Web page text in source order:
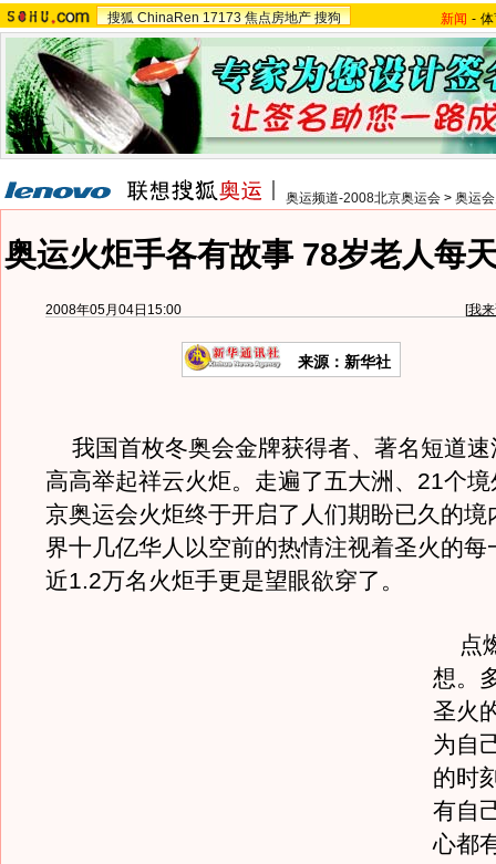
搜狐 ChinaRen 17173 焦点房地产 搜狗 新闻 -
奥运频道-2008北京奥运会 > 奥运
奥运火炬手各有故事 78岁老人每
2008年05月04日15:00 [我
来源：新华社
我国首枚冬奥会金牌获得者、著名短道速
高高举起祥云火炬。走遍了五大洲、21个
京奥运会火炬终于开启了人们期盼已久的境
界十几亿华人以空前的热情注视着圣火的每
近1.2万名火炬手更是望眼欲穿了。
点
想。
圣火
为自
的时
有自
心都